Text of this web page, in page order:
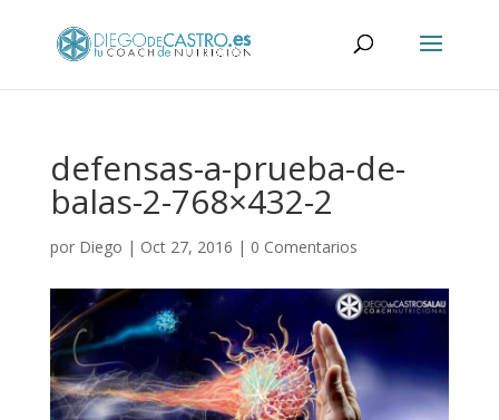
defensas-a-prueba-de-
balas-2-768×432-2
por Diego | Oct 27, 2016 | 0 Comentarios